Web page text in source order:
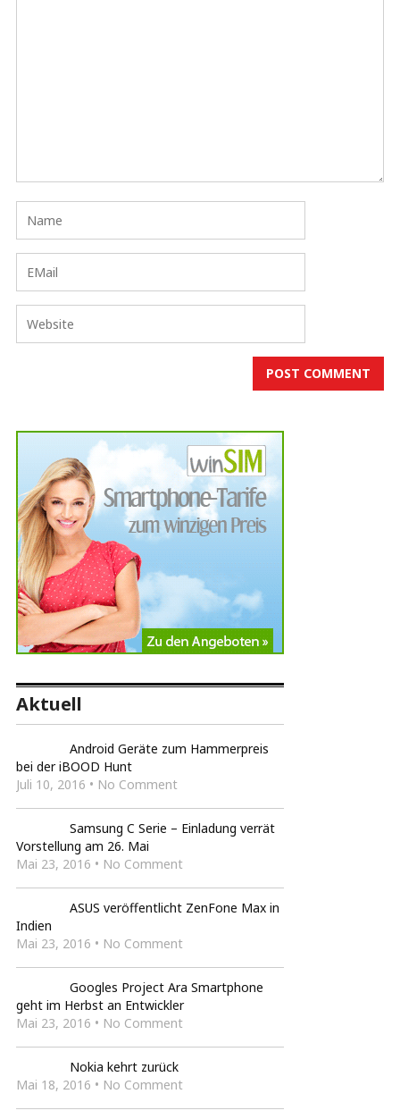
Aktuell
Android Geräte zum Hammerpreis
bei der iBOOD Hunt
Juli 10, 2016 • No Comment
Samsung C Serie – Einladung verrät
Vorstellung am 26. Mai
Mai 23, 2016 • No Comment
ASUS veröffentlicht ZenFone Max in
Indien
Mai 23, 2016 • No Comment
Googles Project Ara Smartphone
geht im Herbst an Entwickler
Mai 23, 2016 • No Comment
Nokia kehrt zurück
Mai 18, 2016 • No Comment